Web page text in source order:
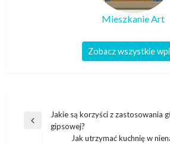
Mieszkanie Art
Zobacz wszystkie
Nawigacja
wpisu
Poprzedni
Jakie są korzyści z zastosowania
gipsowej?
Jak utrzymać kuchnię w